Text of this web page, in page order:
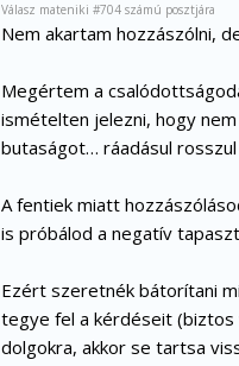
Válasz mateniki #704 számú posztjára
Nem akartam hozzászólni,
Megértem a
ismételten jelezni, hogy
butaságot… ráadásul rosszul
A fentiek miatt
is próbálod a negatív
Ezért szeretnék bátorítani
tegye fel a kérdéseit (biztos
dolgokra, akkor se tartsa